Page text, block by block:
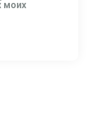
моих